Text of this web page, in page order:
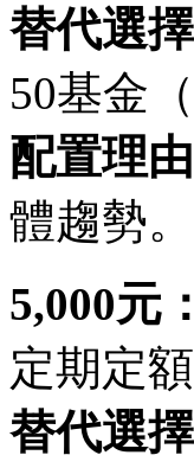
替代選擇
50基金
配置理由
體趨勢。
5,000元：
定期定
替代選擇